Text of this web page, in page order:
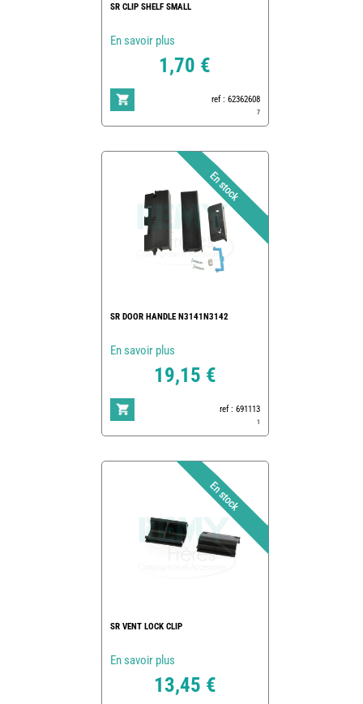
SR CLIP SHELF SMALL
En savoir plus
1,70 €
ref : 62362608
7
SR DOOR HANDLE N3141N3142
En savoir plus
19,15 €
ref : 691113
1
SR VENT LOCK CLIP
En savoir plus
13,45 €